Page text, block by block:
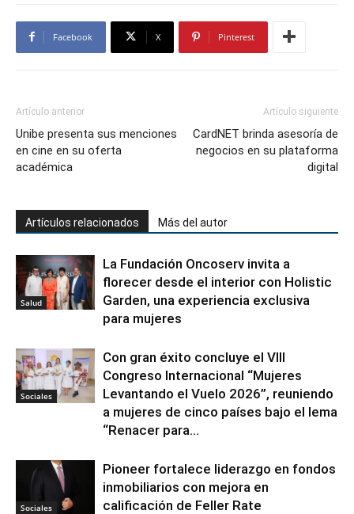
Facebook X Pinterest
Artículo anterior
Unibe presenta sus menciones
en cine en su oferta
académica
Artículo siguiente
CardNET brinda asesoría de
negocios en su plataforma
digital
Artículos relacionados Más del autor
Salud
La Fundación Oncoserv invita a
florecer desde el interior con Holistic
Garden, una experiencia exclusiva
para mujeres
Sociales
Con gran éxito concluye el VIII
Congreso Internacional “Mujeres
Levantando el Vuelo 2026”, reuniendo
a mujeres de cinco países bajo el lema
“Renacer para...
Sociales
Pioneer fortalece liderazgo en fondos
inmobiliarios con mejora en
calificación de Feller Rate